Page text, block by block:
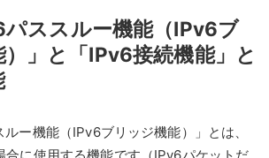
パススルー機能（IPv6ブ
）」と「IPv6接続機能」と
ルー機能（IPv6ブリッジ機能）」とは、